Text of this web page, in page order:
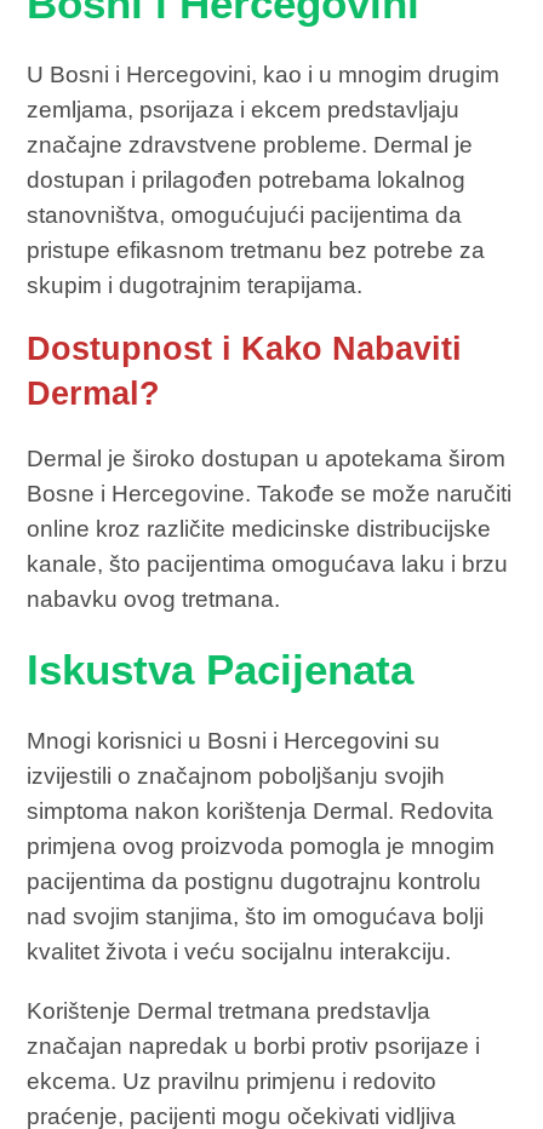
U Bosni i Hercegovini, kao i u mnogim drugim
zemljama, psorijaza i ekcem predstavljaju
značajne zdravstvene probleme. Dermal je
dostupan i prilagođen potrebama lokalnog
stanovništva, omogućujući pacijentima da
pristupe efikasnom tretmanu bez potrebe za
skupim i dugotrajnim terapijama.
Dostupnost i Kako Nabaviti
Dermal?
Dermal je široko dostupan u apotekama širom
Bosne i Hercegovine. Takođe se može naručiti
online kroz različite medicinske distribucijske
kanale, što pacijentima omogućava laku i brzu
nabavku ovog tretmana.
Iskustva Pacijenata
Mnogi korisnici u Bosni i Hercegovini su
izvijestili o značajnom poboljšanju svojih
simptoma nakon korištenja Dermal. Redovita
primjena ovog proizvoda pomogla je mnogim
pacijentima da postignu dugotrajnu kontrolu
nad svojim stanjima, što im omogućava bolji
kvalitet života i veću socijalnu interakciju.
Korištenje Dermal tretmana predstavlja
značajan napredak u borbi protiv psorijaze i
ekcema. Uz pravilnu primjenu i redovito
praćenje, pacijenti mogu očekivati vidljiva